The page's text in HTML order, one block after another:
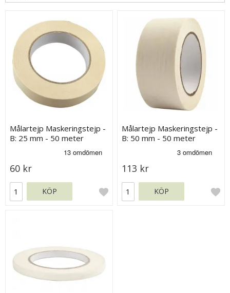
Målartejp Maskeringstejp -
B: 25 mm - 50 meter
60 kr
KÖP
Målartejp Maskeringstejp -
B: 50 mm - 50 meter
113 kr
KÖP